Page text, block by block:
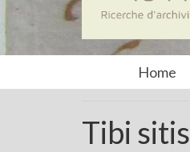
Home
Tibi sitis